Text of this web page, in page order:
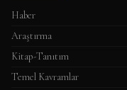
Haber
Araştırma
Kitap-Tanıtım
Temel Kavramlar